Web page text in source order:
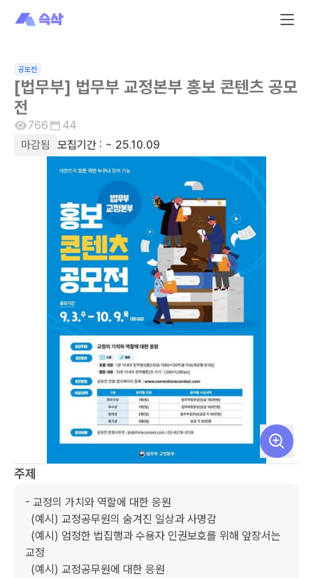
공모전
[법무부] 법무부 교정본부 홍보 콘텐츠 공모
전
766
44
마감됨
모집기간 : ~ 25.10.09
주제
- 교정의 가치와 역할에 대한 응원
교정